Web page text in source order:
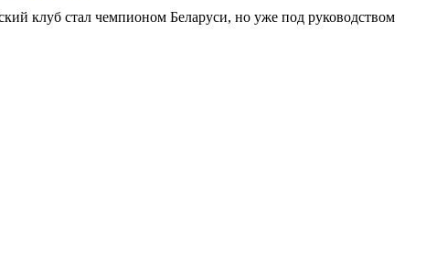
клуб стал чемпионом Беларуси, но уже под руководством